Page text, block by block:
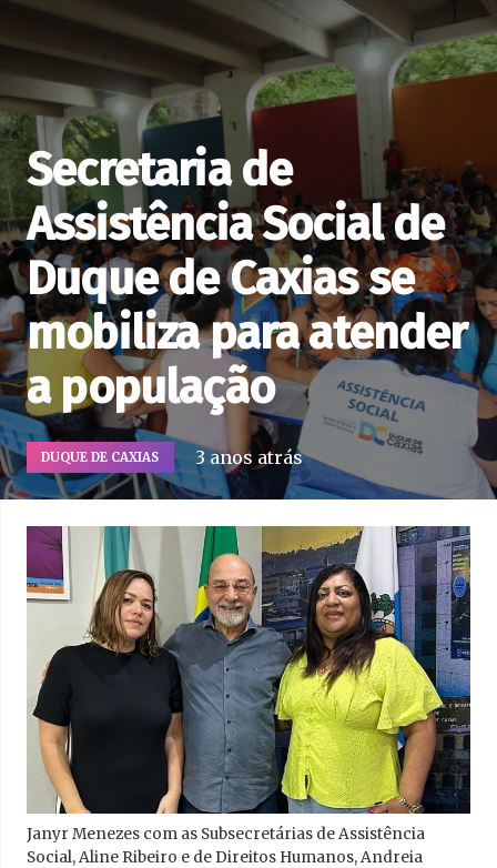
Secretaria de
Assistência Social de
Duque de Caxias se
mobiliza para atender
a população
DUQUE DE CAXIAS 3 anos atrás
Janyr Menezes com as Subsecretárias de Assistência
Social, Aline Ribeiro e de Direitos Humanos, Andreia